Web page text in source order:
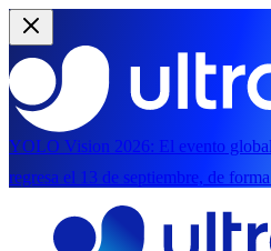
YOLO Vision 2026: El evento
regresa el 13 de septiembre, de